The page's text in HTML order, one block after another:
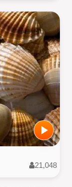
21,048